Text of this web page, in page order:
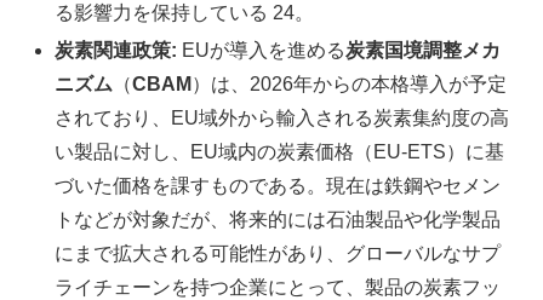
る影響力を保持している 24。
炭素関連政策: EUが導入を進める炭素国境調整メカ
ニズム （CBAM ）は、2026年からの本格導入が予定
されており、EU域外から輸入される炭素集約度の高
い製品に対し、EU域内の炭素価格（EU-ETS）に基
づいた価格を課すものである。現在は鉄鋼やセメン
トなどが対象だが、将来的には石油製品や化学製品
にまで拡大される可能性があり、グローバルなサプ
ライチェーンを持つ企業にとって、製品の炭素フッ